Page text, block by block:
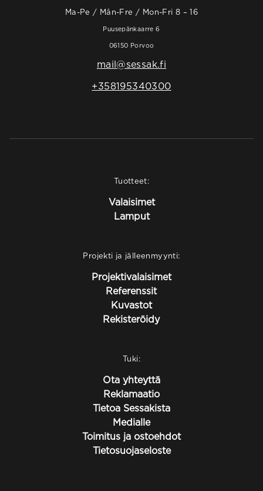
Ma-Pe / Mån-Fre / Mon-Fri 8 – 16
Puusepänkaarre 6
06150 Porvoo
mail@sessak.fi
+358195340300
Tuotteet:
Valaisimet
Lamput
Projekti ja jälleenmyynti:
Projektivalaisimet
Referenssit
Kuvastot
Rekisteröidy
Tuki:
Ota yhteyttä
Reklamaatio
Tietoa Sessakista
Medialle
Toimitus ja ostoehdot
Tietosuojaseloste